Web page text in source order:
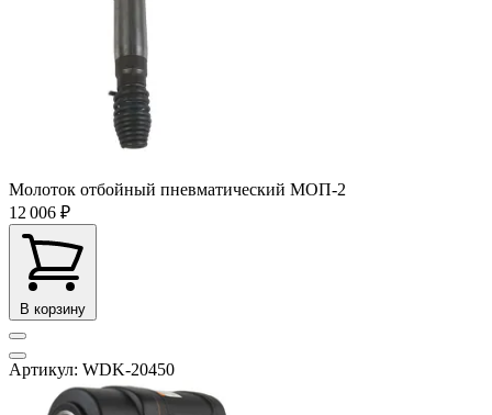
Молоток отбойный пневматический МОП-2
12 006 ₽
В корзину
Артикул: WDK-20450